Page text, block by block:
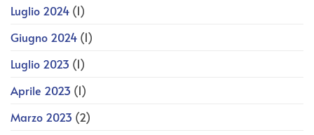
Luglio 2024 (1)
Giugno 2024 (1)
Luglio 2023 (1)
Aprile 2023 (1)
Marzo 2023 (2)